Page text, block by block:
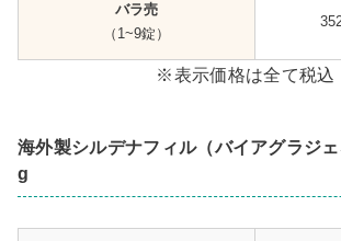
バラ売
（1~9錠）
※表示価格は全て税込
海外製シルデナフィル（バイアグラジ
g